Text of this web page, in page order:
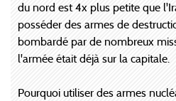
du nord est 4x plus petite que
posséder des armes de
bombardé par de nombreux
l'armée était déjà sur la capitale.
Pourquoi utiliser des armes